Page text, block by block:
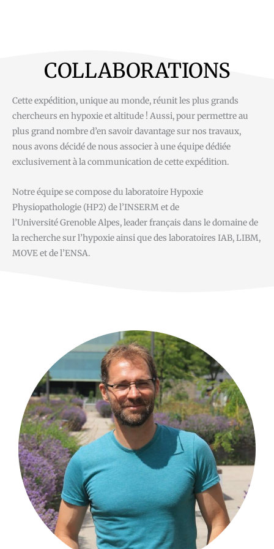
a
t
COLLABORATIONS
Cette expédition, unique au monde, réunit les plus grands
chercheurs en hypoxie et altitude ! Aussi, pour permettre au
plus grand nombre d’en savoir davantage sur nos travaux,
nous avons décidé de nous associer à une équipe dédiée
exclusivement à la communication de cette expédition.
Notre équipe se compose du laboratoire Hypoxie
Physiopathologie (HP2) de l’INSERM et de
l’Université Grenoble Alpes, leader français dans le domaine de
la recherche sur l’hypoxie ainsi que des laboratoires IAB, LIBM,
MOVE et de l’ENSA.